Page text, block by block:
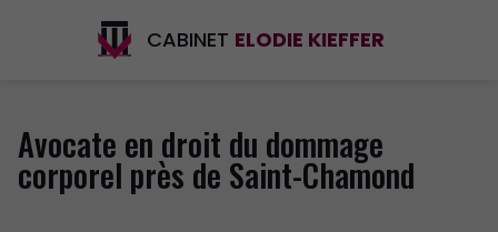
CABINET ELODIE KIEFFER
Avocate en droit du dommage
corporel près de Saint-Chamond